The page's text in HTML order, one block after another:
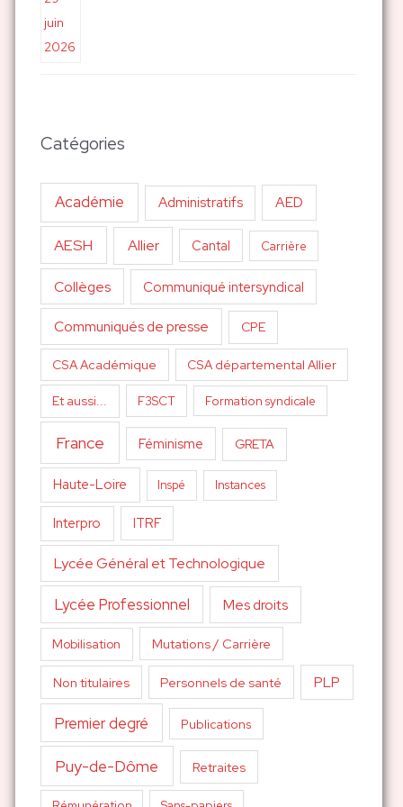
Catégories
Académie Administratifs AED
AESH Allier Cantal Carrière
Collèges Communiqué intersyndical
Communiqués de presse CPE
CSA Académique CSA départemental Allier
Et aussi... F3SCT Formation syndicale
France Féminisme GRETA
Haute-Loire Inspé Instances
Interpro ITRF
Lycée Général et Technologique
Lycée Professionnel Mes droits
Mobilisation Mutations / Carrière
Non titulaires Personnels de santé PLP
Premier degré Publications
Puy-de-Dôme Retraites